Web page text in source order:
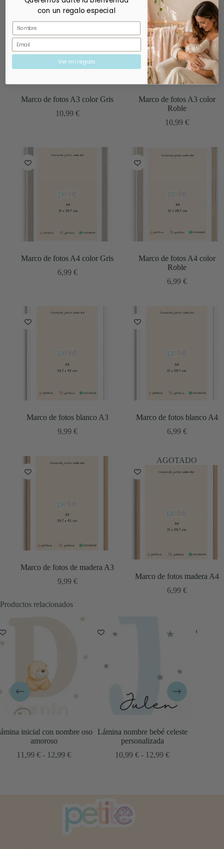
Marco de fotos A3 color Gris
10,99 €
Marco de fotos A3 color
Roble
10,99 €
Marco de fotos A4 color Gris
6,99 €
Marco de fotos A4 color
Roble
6,99 €
Marco de fotos blanco A3
9,99 €
Marco de fotos blanco A4
6,99 €
Marco de fotos de madera A3
9,99 €
AGOTADO
Marco de fotos madera A4
6,99 €
Productos relacionados
Lámina nombre bebé celeste
personalizada
10,99€ - 12,99
12,99 €
Lámina nombre bebé azul
personalizada
10,99€ - 12,99
con un regalo especial
Nombre
Email
Ver mi regalo